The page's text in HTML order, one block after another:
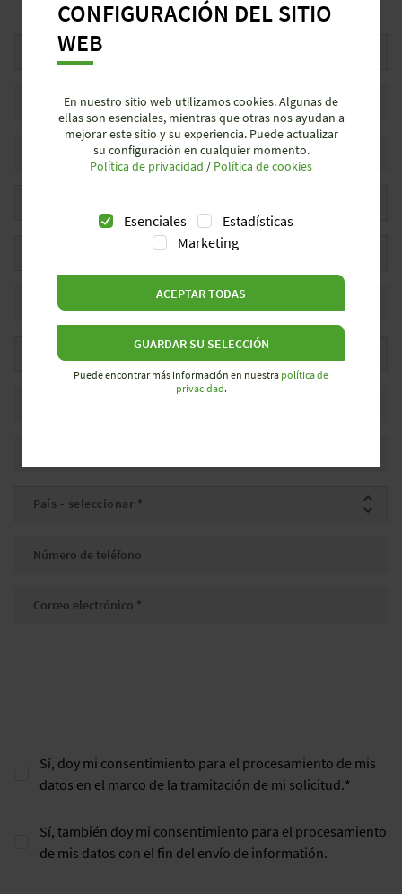
Apellido *
Posición
Empresa
Industrias
Código postal
Sí, doy mi consentimiento para el procesamiento de mis
datos en el marco de la tramitación de mi solicitud.*
Sí, también doy mi consentimiento para el procesamiento
de mis datos con el fin del envío de informatión.
CONFIGURACIÓN DEL SITIO
WEB
En nuestro sitio web utilizamos cookies. Algunas de
ellas son esenciales, mientras que otras nos ayudan a
mejorar este sitio y su experiencia. Puede actualizar
su configuración en cualquier momento.
Política de privacidad / Política de cookies
Esenciales
Estadísticas
Marketing
ACEPTAR TODAS
GUARDAR SU SELECCIÓN
Puede encontrar más información en nuestra política de
privacidad.